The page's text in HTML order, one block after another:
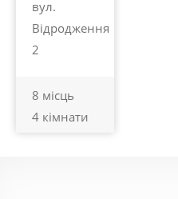
вул.
Відродження
2
8 місць
4 кімнати